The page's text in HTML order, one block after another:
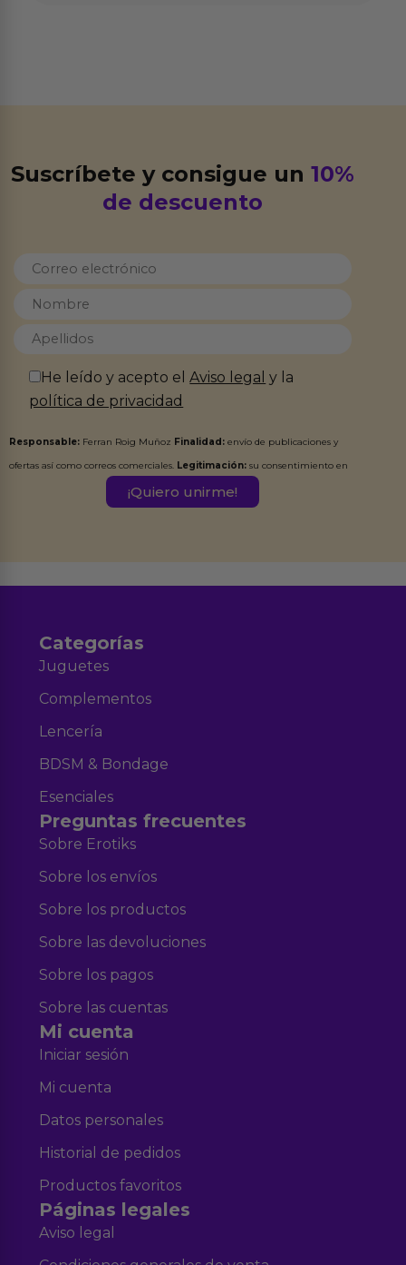
Suscríbete y consigue un10%
de descuento
He leído y acepto elAviso legal y la
política de privacidad
Responsable: Ferran Roig Muñoz Finalidad: envío de publicaciones y
ofertas así como correos comerciales. Legitimación: su consentimiento en
Destinatarios:Ferran Roig Muñoz. Podrás ejercer tus
Categorías
Juguetes
Complementos
Lencería
BDSM & Bondage
Esenciales
Preguntas frecuentes
Sobre Erotiks
Sobre los envíos
Sobre los productos
Sobre las devoluciones
Sobre los pagos
Sobre las cuentas
Mi cuenta
Iniciar sesión
Mi cuenta
Datos personales
Historial de pedidos
Productos favoritos
Páginas legales
Aviso legal